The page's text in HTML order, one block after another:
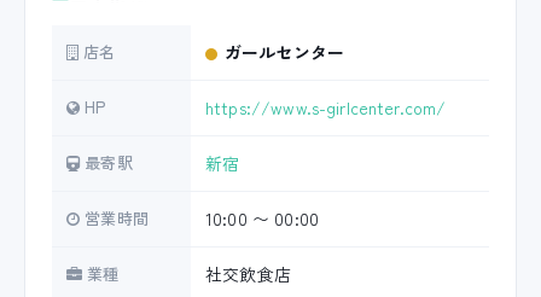
店名 ガールセンター
HP https://www.s-girlcenter.com/
最寄駅 新宿
営業時間 10:00 〜 00:00
業種 社交飲食店